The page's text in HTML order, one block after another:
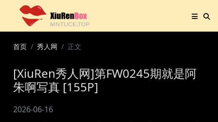
首页 秀人网 正文
[XiuRen秀人网]第FW0245期就是阿
朱啊写真 [155P]
2026-06-16